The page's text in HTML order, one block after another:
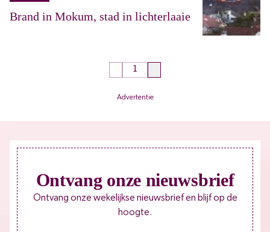
Brand in Mokum, stad in lichterlaaie
Advertentie
Ontvang onze nieuwsbrief
Ontvang onze wekelijkse nieuwsbrief en blijf op de
hoogte.